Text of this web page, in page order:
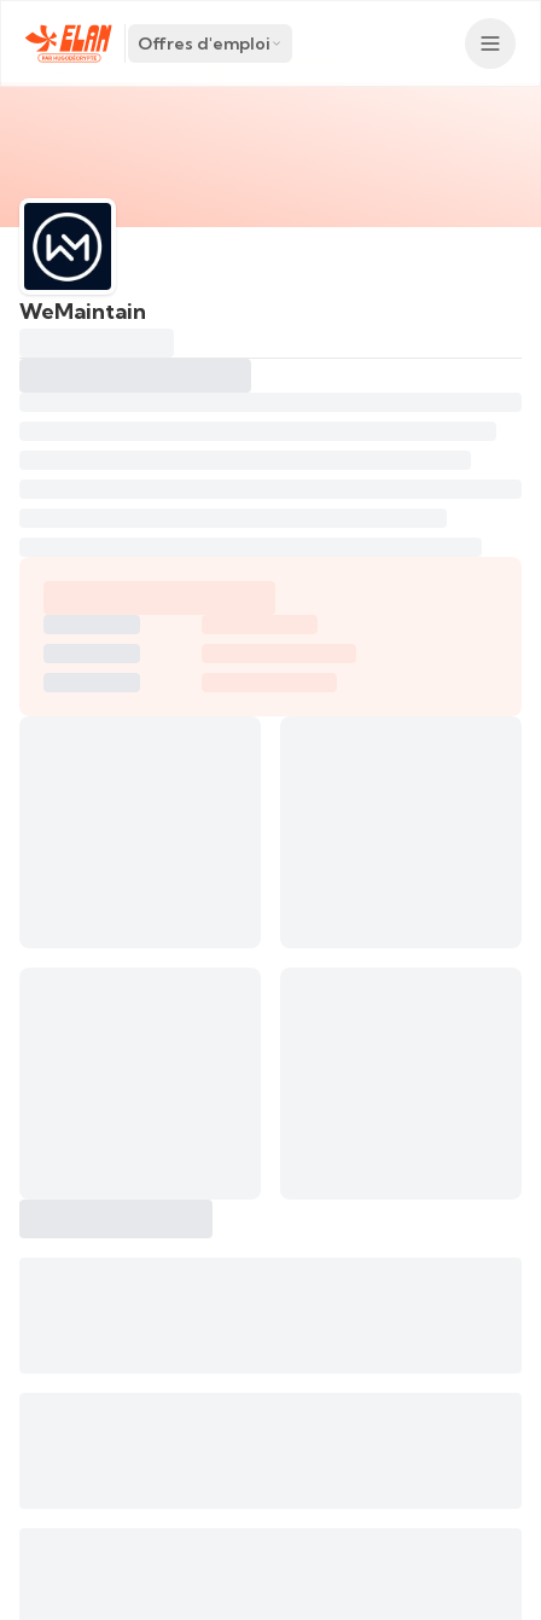
Offres d'emploi
WeMaintain